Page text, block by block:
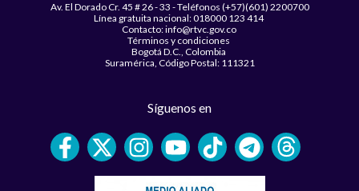
Av. El Dorado Cr. 45 # 26 - 33 - Teléfonos (+57)(601) 2200700
Línea gratuita nacional: 018000 123 414
Contacto: info@rtvc.gov.co
Términos y condiciones
Bogotá D.C., Colombia
Suramérica, Código Postal: 111321
Síguenos en